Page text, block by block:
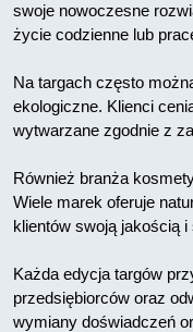
swoje nowoczesne
życie codzienne lub
Na targach często
ekologiczne. Klienci
wytwarzane zgodnie z
Również branża
Wiele marek oferuje
klientów swoją jakością
Każda edycja targów
przedsiębiorców oraz
wymiany doświadczeń